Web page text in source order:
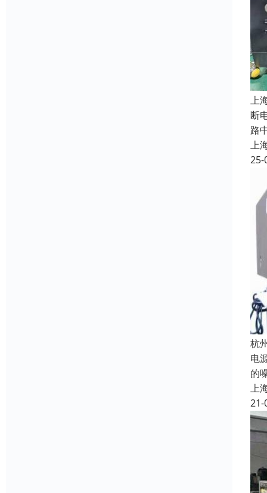
上
断
路
上
25-
杭
电
的
上
21-